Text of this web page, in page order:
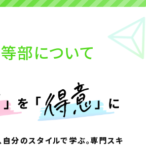
部について
自分のスタイルで学ぶ。専門スキ